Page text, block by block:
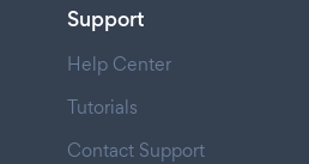
Support
Help Center
Tutorials
Contact Support